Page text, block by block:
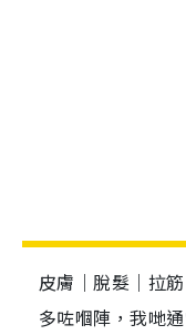
皮膚｜脫髮｜拉
多咗嗰陣，我哋